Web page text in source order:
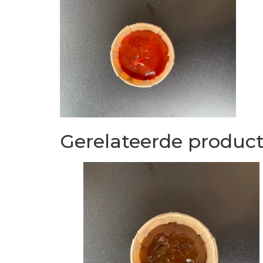
Gerelateerde